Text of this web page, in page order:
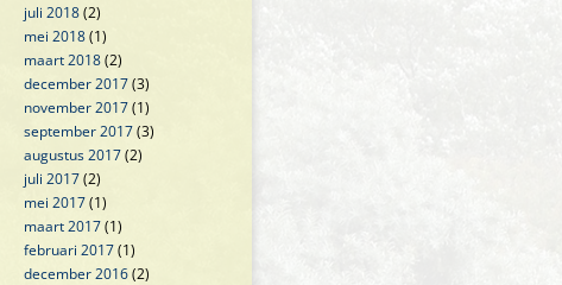
juli 2018(2)
mei 2018(1)
maart 2018(2)
december 2017(3)
november 2017(1)
september 2017(3)
augustus 2017(2)
juli 2017(2)
mei 2017(1)
maart 2017(1)
februari 2017(1)
december 2016(2)